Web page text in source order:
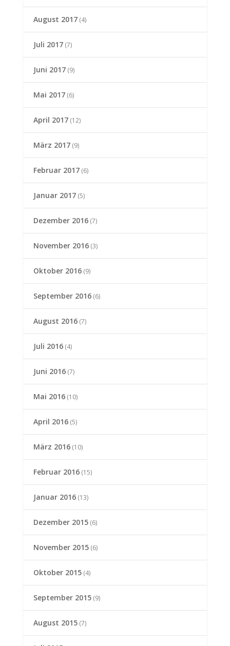
August 2017(4)
Juli 2017(7)
Juni 2017(9)
Mai 2017(6)
April 2017(12)
März 2017(9)
Februar 2017(6)
Januar 2017(5)
Dezember 2016(7)
November 2016(3)
Oktober 2016(9)
September 2016(6)
August 2016(7)
Juli 2016(4)
Juni 2016(7)
Mai 2016(10)
April 2016(5)
März 2016(10)
Februar 2016(15)
Januar 2016(13)
Dezember 2015(6)
November 2015(6)
Oktober 2015(4)
September 2015(9)
August 2015(7)